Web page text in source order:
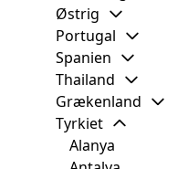
Østrig
Portugal
Spanien
Thailand
Grækenland
Tyrkiet
Alanya